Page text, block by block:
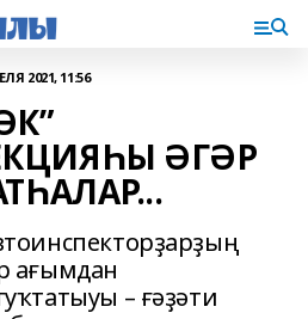
2021, 11:56
ӘГӘР
ағымдан
– ғәҙәти